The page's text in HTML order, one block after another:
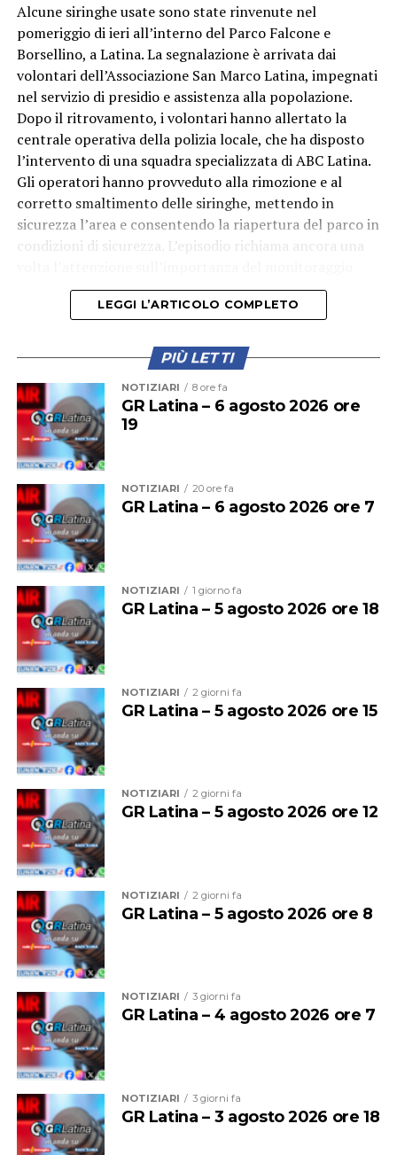
Alcune siringhe usate sono state rinvenute nel
pomeriggio di ieri all’interno del Parco Falcone e
Borsellino, a Latina. La segnalazione è arrivata dai
volontari dell’Associazione San Marco Latina, impegnati
nel servizio di presidio e assistenza alla popolazione.
Dopo il ritrovamento, i volontari hanno allertato la
centrale operativa della polizia locale, che ha disposto
l’intervento di una squadra specializzata di ABC Latina.
Gli operatori hanno provveduto alla rimozione e al
corretto smaltimento delle siringhe, mettendo in
sicurezza l’area e consentendo la riapertura del parco in
condizioni di sicurezza. L’episodio richiama ancora una
degli spazi pubblici, in particolare delle aree verdi
frequentate quotidianamente da famiglie e bambini.
LEGGI L’ARTICOLO COMPLETO
PIÙ LETTI
NOTIZIARI 8 ore fa
GR Latina – 6 agosto 2026 ore
19
NOTIZIARI 20 ore fa
GR Latina – 6 agosto 2026 ore 7
NOTIZIARI 1 giorno fa
GR Latina – 5 agosto 2026 ore 18
NOTIZIARI 2 giorni fa
GR Latina – 5 agosto 2026 ore 15
NOTIZIARI 2 giorni fa
GR Latina – 5 agosto 2026 ore 12
NOTIZIARI 2 giorni fa
GR Latina – 5 agosto 2026 ore 8
NOTIZIARI 3 giorni fa
GR Latina – 4 agosto 2026 ore 7
NOTIZIARI 3 giorni fa
GR Latina – 3 agosto 2026 ore 18